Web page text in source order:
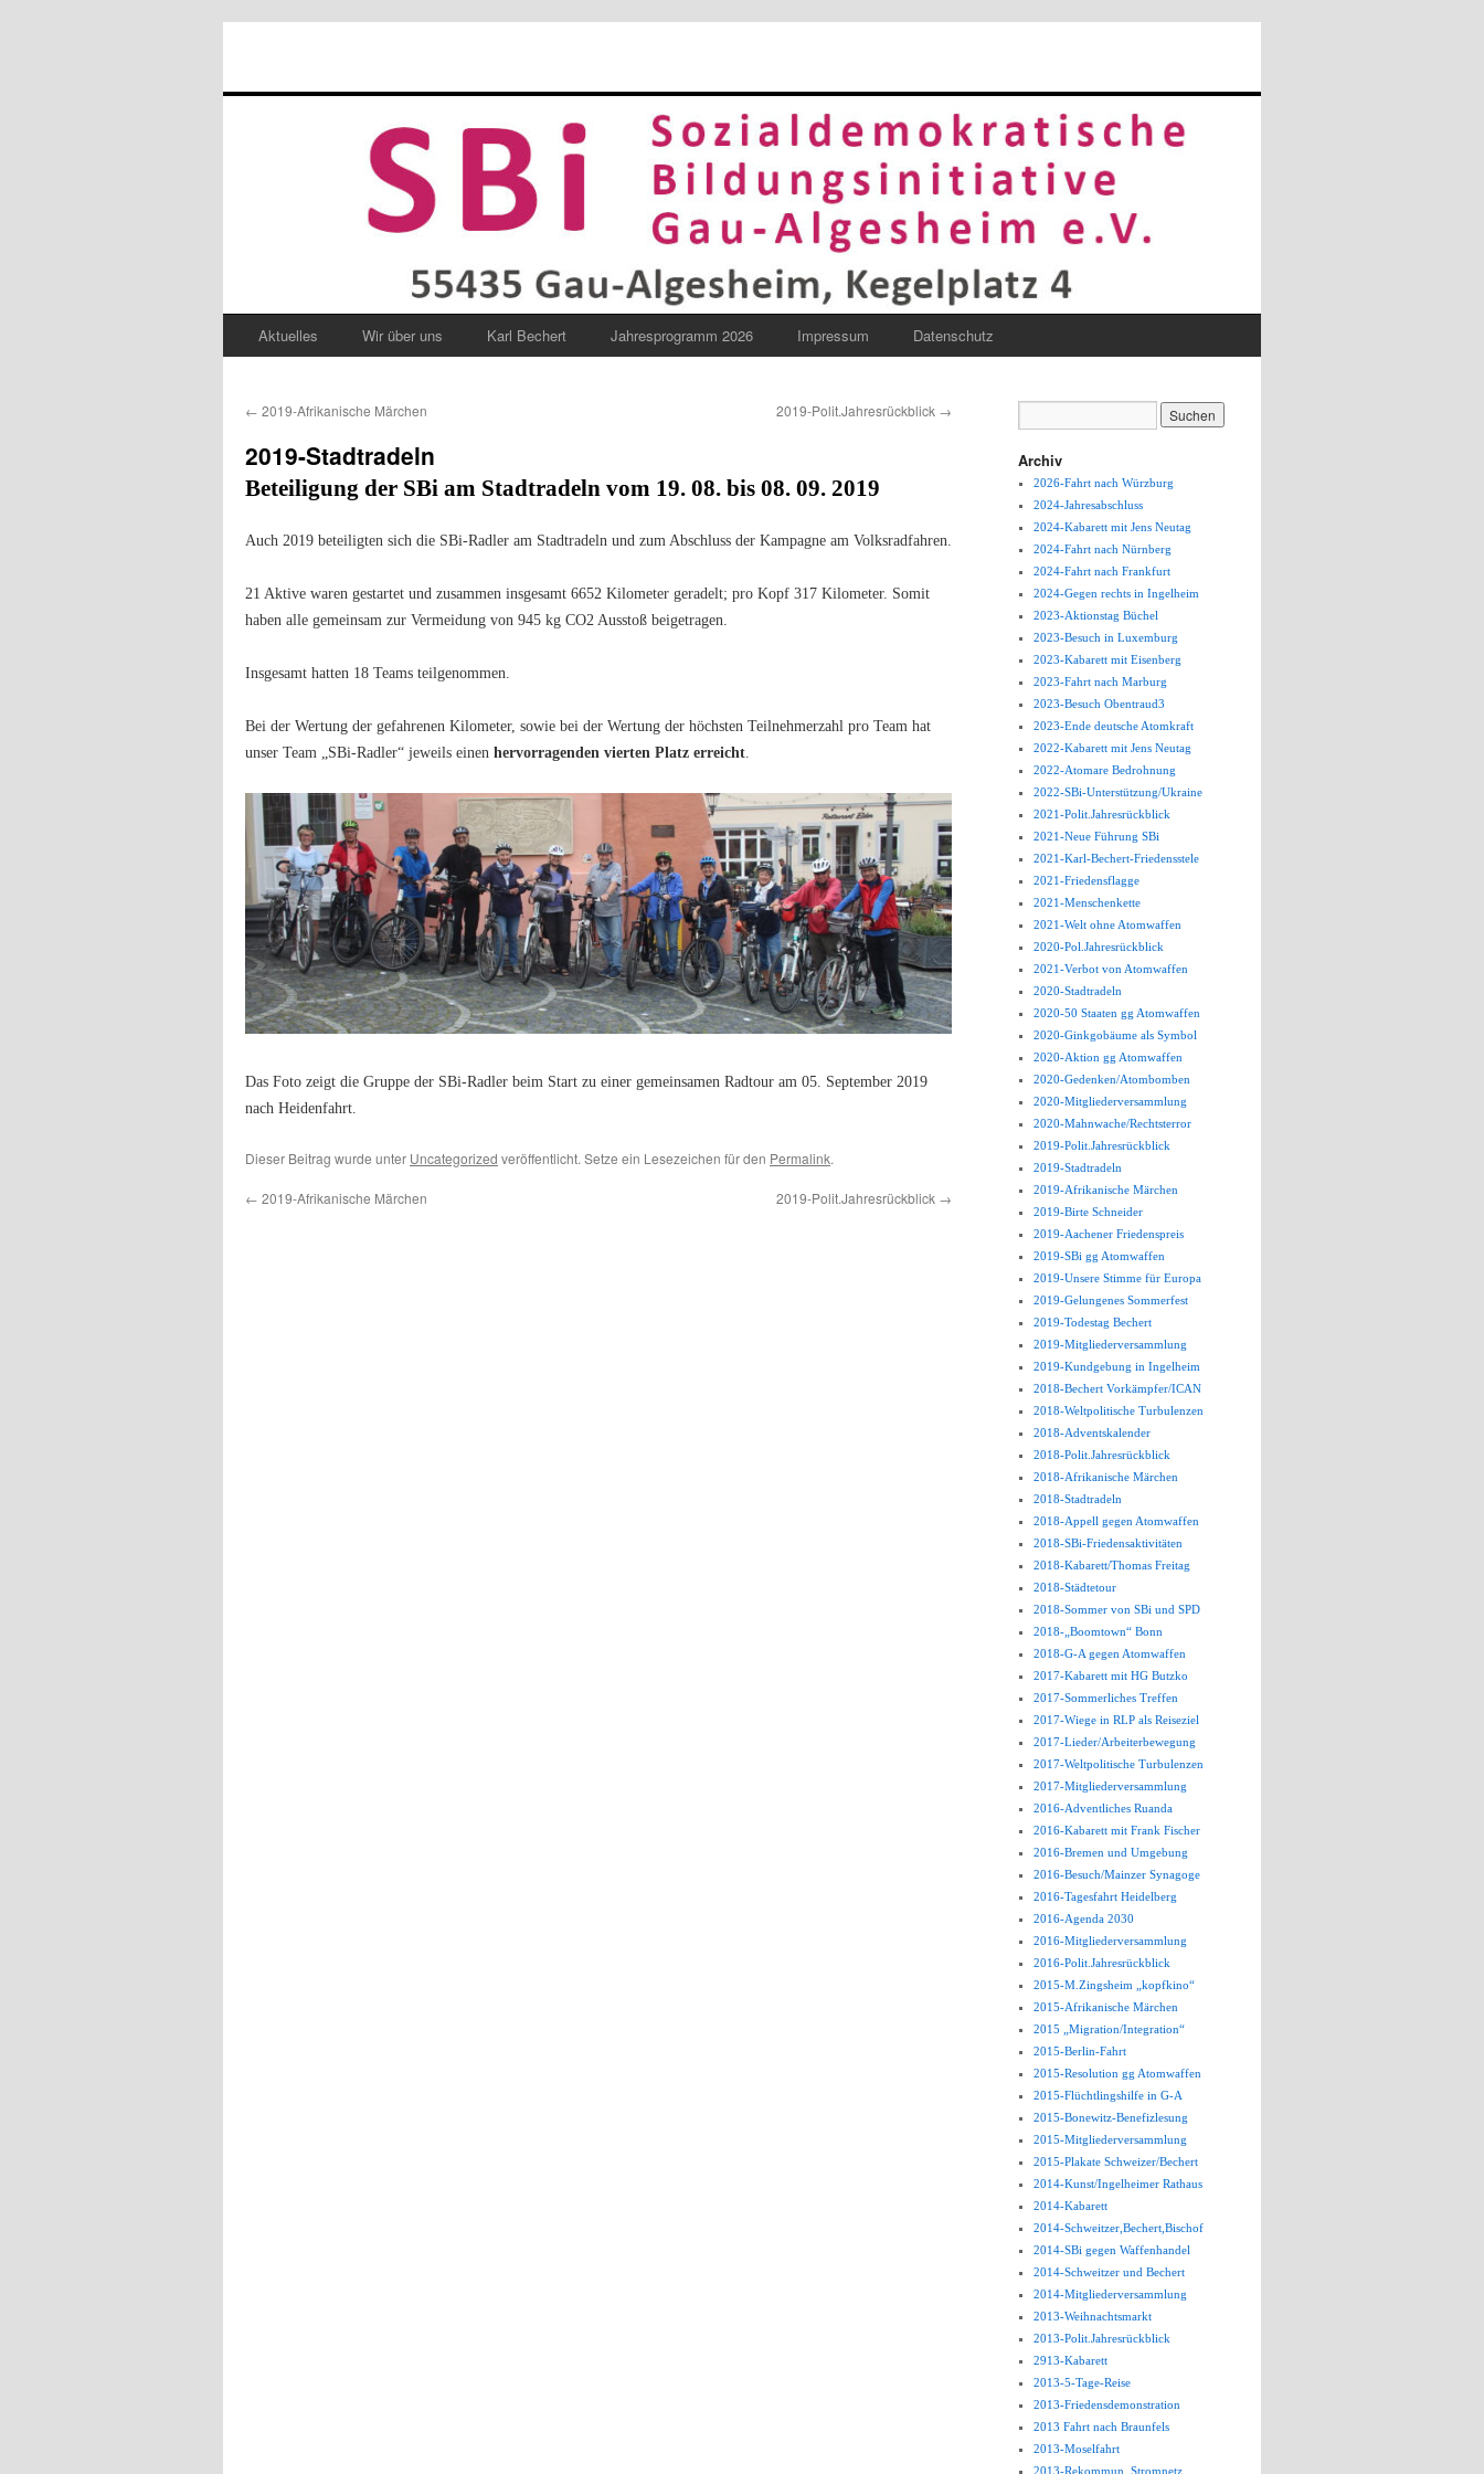
Zum
springen
Aktuelles Wir über uns Karl Bechert Jahresprogramm 2026 Impressum Datenschutz
← 2019-Afrikanische Märchen 2019-Polit.Jahresrückblick →
2019-Stadtradeln
Beteiligung der SBi am Stadtradeln vom 19. 08. bis 08. 09. 2019
Auch 2019 beteiligten sich die SBi-Radler am Stadtradeln und zum Abschluss der Kampagne am Volksradfahren.
21 Aktive waren gestartet und zusammen insgesamt 6652 Kilometer geradelt; pro Kopf 317 Kilometer. Somit
haben alle gemeinsam zur Vermeidung von 945 kg CO2 Ausstoß beigetragen.
Insgesamt hatten 18 Teams teilgenommen.
Bei der Wertung der gefahrenen Kilometer, sowie bei der Wertung der höchsten Teilnehmerzahl pro Team hat
unser Team „SBi-Radler“ jeweils einen hervorragenden vierten Platz erreicht.
Das Foto zeigt die Gruppe der SBi-Radler beim Start zu einer gemeinsamen Radtour am 05. September 2019
nach Heidenfahrt.
Dieser Beitrag wurde unter Uncategorized veröffentlicht. Setze ein Lesezeichen für den Permalink.
← 2019-Afrikanische Märchen 2019-Polit.Jahresrückblick →
Archiv
2026-Fahrt nach Würzburg
2024-Jahresabschluss
2024-Kabarett mit Jens Neutag
2024-Fahrt nach Nürnberg
2024-Fahrt nach Frankfurt
2024-Gegen rechts in Ingelheim
2023-Aktionstag Büchel
2023-Besuch in Luxemburg
2023-Kabarett mit Eisenberg
2023-Fahrt nach Marburg
2023-Besuch Obentraud3
2023-Ende deutsche Atomkraft
2022-Kabarett mit Jens Neutag
2022-Atomare Bedrohnung
2022-SBi-Unterstützung/Ukraine
2021-Polit.Jahresrückblick
2021-Neue Führung SBi
2021-Karl-Bechert-Friedensstele
2021-Friedensflagge
2021-Menschenkette
2021-Welt ohne Atomwaffen
2020-Pol.Jahresrückblick
2021-Verbot von Atomwaffen
2020-Stadtradeln
2020-50 Staaten gg Atomwaffen
2020-Ginkgobäume als Symbol
2020-Aktion gg Atomwaffen
2020-Gedenken/Atombomben
2020-Mitgliederversammlung
2020-Mahnwache/Rechtsterror
2019-Polit.Jahresrückblick
2019-Stadtradeln
2019-Afrikanische Märchen
2019-Birte Schneider
2019-Aachener Friedenspreis
2019-SBi gg Atomwaffen
2019-Unsere Stimme für Europa
2019-Gelungenes Sommerfest
2019-Todestag Bechert
2019-Mitgliederversammlung
2019-Kundgebung in Ingelheim
2018-Bechert Vorkämpfer/ICAN
2018-Weltpolitische Turbulenzen
2018-Adventskalender
2018-Polit.Jahresrückblick
2018-Afrikanische Märchen
2018-Stadtradeln
2018-Appell gegen Atomwaffen
2018-SBi-Friedensaktivitäten
2018-Kabarett/Thomas Freitag
2018-Städtetour
2018-Sommer von SBi und SPD
2018-„Boomtown“ Bonn
2018-G-A gegen Atomwaffen
2017-Kabarett mit HG Butzko
2017-Sommerliches Treffen
2017-Wiege in RLP als Reiseziel
2017-Lieder/Arbeiterbewegung
2017-Weltpolitische Turbulenzen
2017-Mitgliederversammlung
2016-Adventliches Ruanda
2016-Kabarett mit Frank Fischer
2016-Bremen und Umgebung
2016-Besuch/Mainzer Synagoge
2016-Tagesfahrt Heidelberg
2016-Agenda 2030
2016-Mitgliederversammlung
2016-Polit.Jahresrückblick
2015-M.Zingsheim „kopfkino“
2015-Afrikanische Märchen
2015 „Migration/Integration“
2015-Berlin-Fahrt
2015-Resolution gg Atomwaffen
2015-Flüchtlingshilfe in G-A
2015-Bonewitz-Benefizlesung
2015-Mitgliederversammlung
2015-Plakate Schweizer/Bechert
2014-Kunst/Ingelheimer Rathaus
2014-Kabarett
2014-Schweitzer,Bechert,Bischof
2014-SBi gegen Waffenhandel
2014-Schweitzer und Bechert
2014-Mitgliederversammlung
2013-Weihnachtsmarkt
2013-Polit.Jahresrückblick
2913-Kabarett
2013-5-Tage-Reise
2013-Friedensdemonstration
2013 Fahrt nach Braunfels
2013-Moselfahrt
2013-Rekommun. Stromnetz